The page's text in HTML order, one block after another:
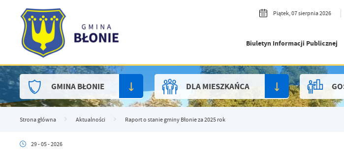
Piątek, 07 sierpnia 2026
Biuletyn Informacji Publicznej
GMINA BŁONIE DLA MIESZKAŃCA
Strona główna Aktualności Raport o stanie gminy Błonie za 2025 rok
29 - 05 - 2026